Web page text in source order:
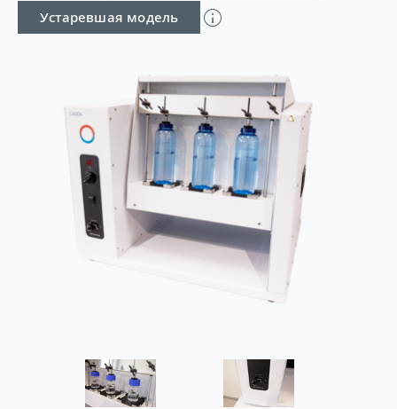
Устаревшая модель